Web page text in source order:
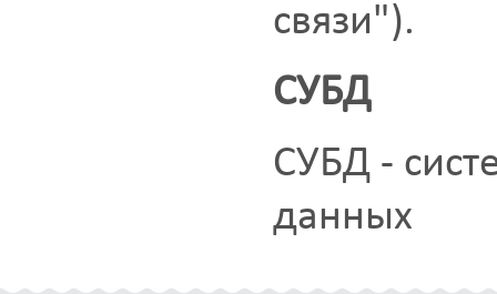
связи").
СУБД
СУБД -
данных